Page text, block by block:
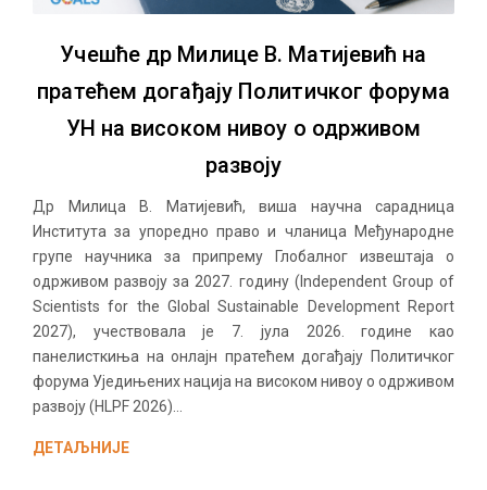
Учешће др Милице В. Матијевић на
пратећем догађају Политичког форума
УН на високом нивоу о одрживом
развоју
Др Милица В. Матијевић, виша научна сарадница
Института за упоредно право и чланица Међународне
групе научника за припрему Глобалног извештаја о
одрживом развоју за 2027. годину (Independent Group of
Scientists for the Global Sustainable Development Report
2027), учествовала је 7. јула 2026. године као
панелисткиња на онлајн пратећем догађају Политичког
форума Уједињених нација на високом нивоу о одрживом
развоју (HLPF 2026)...
ДЕТАЉНИЈЕ